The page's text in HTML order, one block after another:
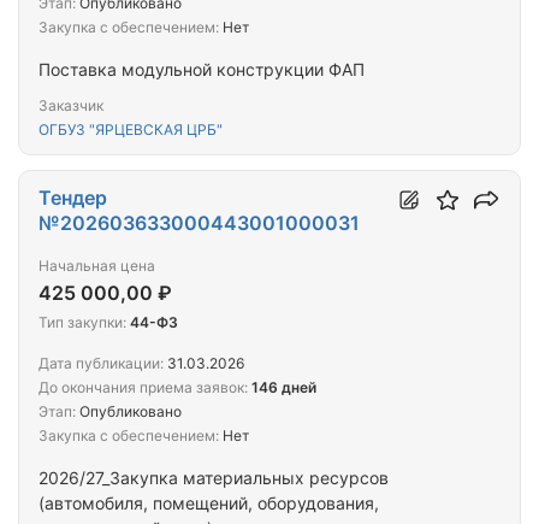
Поставка модульной конструкции ФАП
Заказчик
ОГБУЗ "ЯРЦЕВСКАЯ ЦРБ"
Закупка с обеспечением: Нет
2026/27_Закупка материальных ресурсов
(автомобиля, помещений, оборудования,
Тендер
№202603633000443001000031
Начальная цена
425 000,00 ₽
Тип закупки: 44-ФЗ
Дата публикации: 31.03.2026
До окончания приема заявок: 146 дней
Этап: Опубликовано
Закупка с обеспечением: Нет